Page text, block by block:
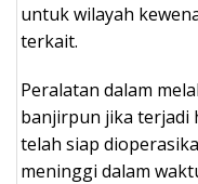
untuk wilayah
terkait.
Peralatan dalam
banjirpun jika terjadi
telah siap
meninggi dalam